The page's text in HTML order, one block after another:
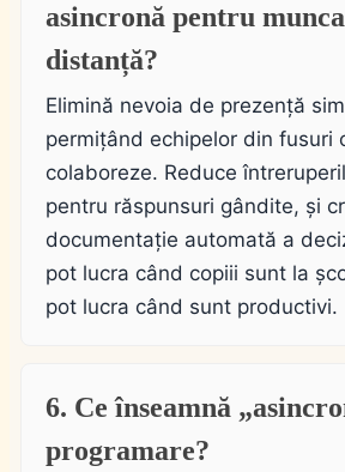
asincronă pentru
distanță?
Elimină nevoia de prezență
permițând echipelor din fusuri
colaboreze. Reduce
pentru răspunsuri gândite, și
documentație automată a
pot lucra când copiii sunt la
pot lucra când sunt productivi.
6. Ce înseamnă
programare?